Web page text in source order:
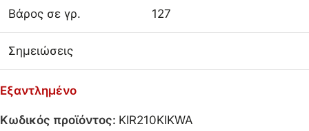
Βάρος σε γρ. 127
Σημειώσεις
Εξαντλημένο
Κωδικός προϊόντος: KIR210KIKWA